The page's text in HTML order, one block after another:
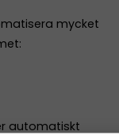
mycket
automatiskt